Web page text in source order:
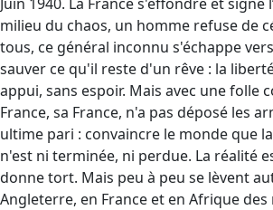
milieu du chaos, un homme refuse de
tous, ce général inconnu s'échappe
sauver ce qu'il reste d'un rêve : la
appui, sans espoir. Mais avec une folle
France, sa France, n'a pas déposé les
ultime pari : convaincre le monde que
n'est ni terminée, ni perdue. La réalité
donne tort. Mais peu à peu se lèvent
Angleterre, en France et en Afrique